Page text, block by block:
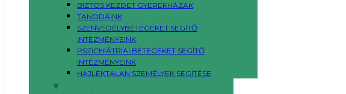
BIZTOS KEZDET GYEREKHÁZAK
TANODÁINK
SZENVEDÉLYBETEGEKET SEGÍTŐ
INTÉZMÉNYEINK
PSZICHIÁTRIAI BETEGEKET SEGÍTŐ
INTÉZMÉNYEINK
HAJLÉKTALAN SZEMÉLYEK SEGÍTÉSE